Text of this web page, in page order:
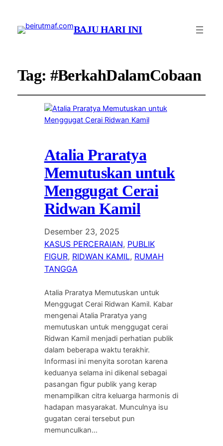
BAJU HARI INI
Tag: #BerkahDalamCobaan
Atalia Praratya
Memutuskan untuk
Menggugat Cerai
Ridwan Kamil
Desember 23, 2025
KASUS PERCERAIAN, PUBLIK
FIGUR, RIDWAN KAMIL, RUMAH
TANGGA
Atalia Praratya Memutuskan untuk
Menggugat Cerai Ridwan Kamil. Kabar
mengenai Atalia Praratya yang
memutuskan untuk menggugat cerai
Ridwan Kamil menjadi perhatian publik
dalam beberapa waktu terakhir.
Informasi ini menyita sorotan karena
keduanya selama ini dikenal sebagai
pasangan figur publik yang kerap
menampilkan citra keluarga harmonis di
hadapan masyarakat. Munculnya isu
gugatan cerai tersebut pun
memunculkan…